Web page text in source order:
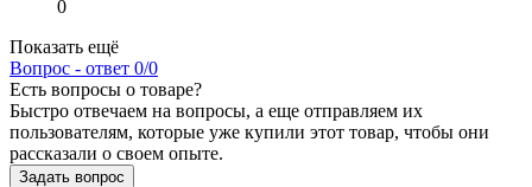
0
Показать ещё
Вопрос - ответ 0/0
Есть вопросы о товаре?
Быстро отвечаем на вопросы, а еще отправляем их
пользователям, которые уже купили этот товар, чтобы они
рассказали о своем опыте.
Задать вопрос